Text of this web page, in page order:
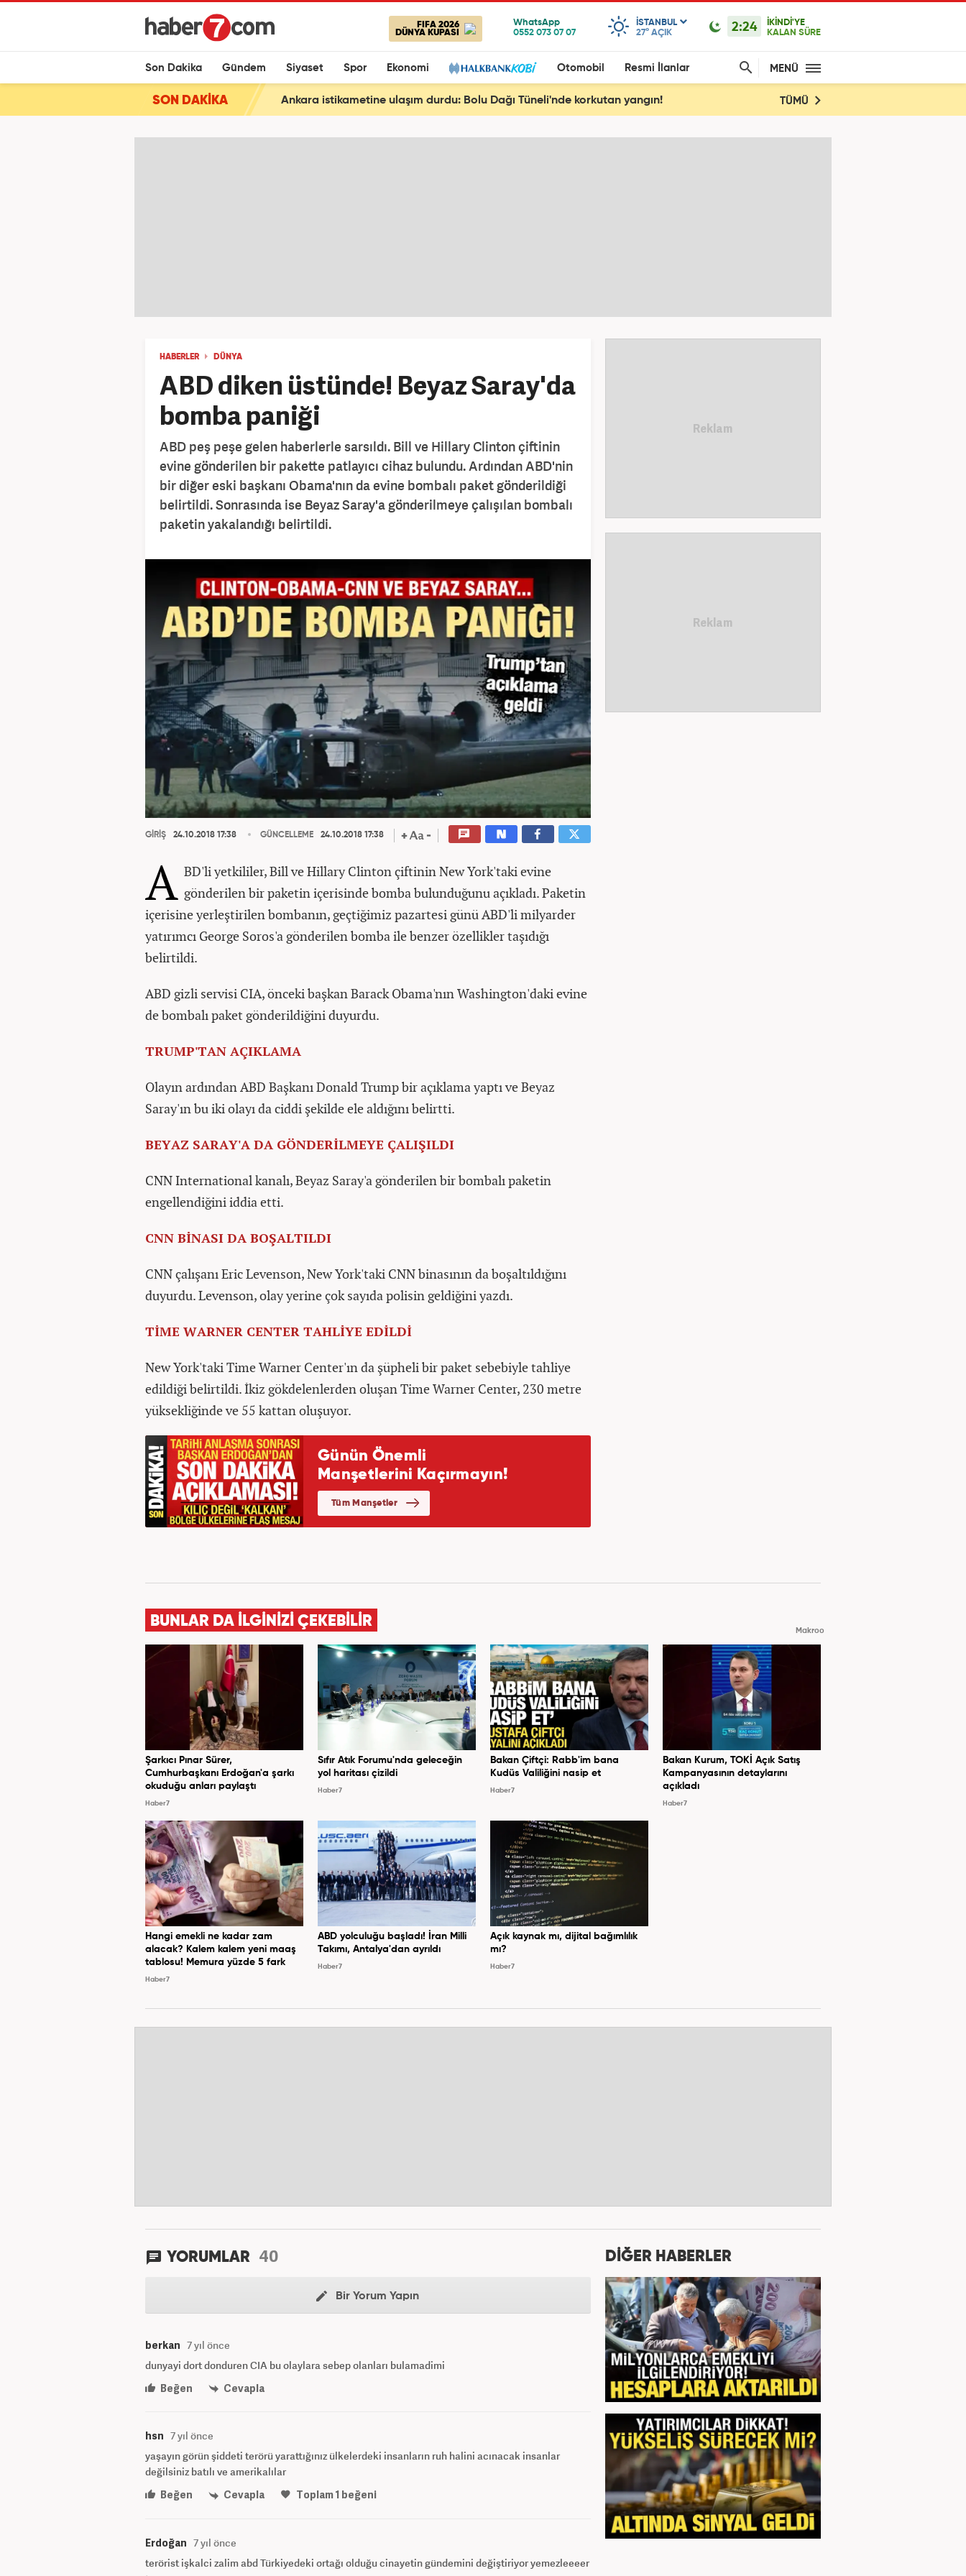
FIFA 2026
DÜNYA KUPASI
ISTANBUL
27° AÇIK 2:24
İKİNDİ'YE
KALAN SÜRE
Son Dakika Gündem Siyaset Spor Ekonomi Otomobil Resmi İlanlar MENÜ
SON DAKİKA Ankara istikametine ulaşım durdu: Bolu Dağı Tüneli'nde korkutan yangın! TÜMÜ
HABERLER DÜNYA
ABD diken üstünde! Beyaz Saray'da
bomba paniği
ABD peş peşe gelen haberlerle sarsıldı. Bill ve Hillary Clinton çiftinin
evine gönderilen bir pakette patlayıcı cihaz bulundu. Ardından ABD'nin
bir diğer eski başkanı Obama'nın da evine bombalı paket gönderildiği
belirtildi. Sonrasında ise Beyaz Saray'a gönderilmeye çalışılan bombalı
paketin yakalandığı belirtildi.
GİRİŞ 24.10.2018 17:38 GÜNCELLEME 24.10.2018 17:38
A BD'li yetkililer, Bill ve Hillary Clinton çiftinin New York'taki evine
gönderilen bir paketin içerisinde bomba bulunduğunu açıkladı. Paketin
içerisine yerleştirilen bombanın, geçtiğimiz pazartesi günü ABD'li milyarder
yatırımcı George Soros'a gönderilen bomba ile benzer özellikler taşıdığı
belirtildi.
ABD gizli servisi CIA, önceki başkan Barack Obama'nın Washington'daki evine
de bombalı paket gönderildiğini duyurdu.
TRUMP'TAN AÇIKLAMA
Olayın ardından ABD Başkanı Donald Trump bir açıklama yaptı ve Beyaz
Saray'ın bu iki olayı da ciddi şekilde ele aldığını belirtti.
BEYAZ SARAY'A DA GÖNDERİLMEYE ÇALIŞILDI
CNN International kanalı, Beyaz Saray'a gönderilen bir bombalı paketin
engellendiğini iddia etti.
CNN BİNASI DA BOŞALTILDI
CNN çalışanı Eric Levenson, New York'taki CNN binasının da boşaltıldığını
duyurdu. Levenson, olay yerine çok sayıda polisin geldiğini yazdı.
TİME WARNER CENTER TAHLİYE EDİLDİ
New York'taki Time Warner Center'ın da şüpheli bir paket sebebiyle tahliye
edildiği belirtildi. İkiz gökdelenlerden oluşan Time Warner Center, 230 metre
yüksekliğinde ve 55 kattan oluşuyor.
BUNLAR DA İLGİNİZİ ÇEKEBİLİR
Makroo
Şarkıcı Pınar Sürer,
Cumhurbaşkanı Erdoğan'a şarkı
okuduğu anları paylaştı
Haber7
Sıfır Atık Forumu'nda geleceğin
yol haritası çizildi
Haber7
Bakan Çiftçi: Rabb'im bana
Kudüs Valiliğini nasip et
Haber7
Bakan Kurum, TOKİ Açık Satış
Kampanyasının detaylarını
açıkladı
Haber7
Hangi emekli ne kadar zam
alacak? Kalem kalem yeni maaş
tablosu! Memura yüzde 5 fark
Haber7
ABD yolculuğu başladı! İran Milli
Takımı, Antalya'dan ayrıldı
Haber7
Açık kaynak mı, dijital bağımlılık
mı?
Haber7
YORUMLAR 40
Bir Yorum Yapın
berkan 7 yıl önce
dunyayi dort donduren CIA bu olaylara sebep olanları bulamadimi
Beğen
Cevapla
hsn 7 yıl önce
yaşayın görün şiddeti terörü yarattığınız ülkelerdeki insanların ruh halini acınacak insanlar
değilsiniz batılı ve amerikalılar
Beğen
Cevapla Toplam1 beğeni
Erdoğan 7 yıl önce
terörist işkalci zalim abd Türkiyedeki ortağı olduğu cinayetin gündemini değiştiriyor yemezleeeer
DİĞER HABERLER